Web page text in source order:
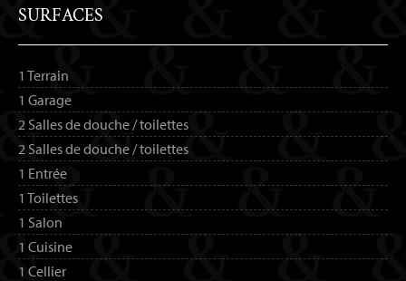
SURFACES
1 Terrain
1 Garage
2 Salles de douche / toilettes
2 Salles de douche / toilettes
1 Entrée
1 Toilettes
1 Salon
1 Cuisine
1 Cellier